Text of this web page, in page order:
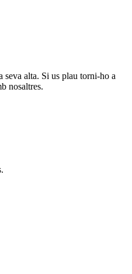
seva alta. Si us plau torni-ho a
nosaltres.